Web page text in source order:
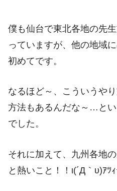
僕も仙台で東北各地の先
っていますが、他の地域
初めてです。
なるほど～、こういうや
方法もあるんだな～…と
でした。
それに加えて、九州各地
と熱いこと！！ι(´Д｀υ)ｱﾂｨ